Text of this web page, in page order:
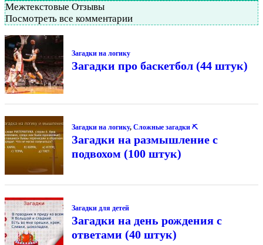
Межтекстовые Отзывы
Посмотреть все комментарии
Загадки на логику
Загадки про баскетбол (44 штук)
Загадки на логику, Сложные загадки ⛏
Загадки на размышление с
подвохом (100 штук)
Загадки для детей
Загадки на день рождения с
ответами (40 штук)